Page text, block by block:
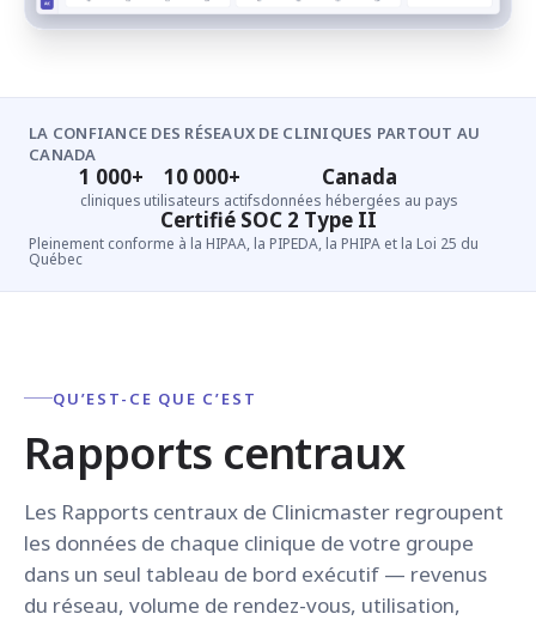
LA CONFIANCE DES RÉSEAUX DE CLINIQUES PARTOUT AU
CANADA
1 000+
cliniques
10 000+
utilisateurs actifs
Canada
données hébergées au pays
Certifié SOC 2 Type II
Pleinement conforme à la HIPAA, la PIPEDA, la PHIPA et la Loi 25 du
Québec
QU’EST-CE QUE C’EST
Rapports centraux
Les Rapports centraux de Clinicmaster regroupent
les données de chaque clinique de votre groupe
dans un seul tableau de bord exécutif — revenus
du réseau, volume de rendez-vous, utilisation,